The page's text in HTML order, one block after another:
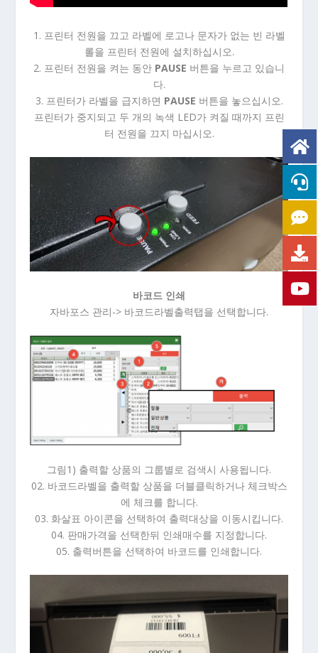
1. 프린터 전원을 끄고 라벨에 로고나 문자가 없는 빈 라벨
롤을 프린터 전원에 설치하십시오.
2. 프린터 전원을 켜는 동안 PAUSE 버튼을 누르고 있습니
다.
3. 프린터가 라벨을 급지하면 PAUSE 버튼을 놓으십시오.
프린터가 중지되고 두 개의 녹색 LED가 켜질 때까지 프린
터 전원을 끄지 마십시오.
바코드 인쇄
자바포스 관리-> 바코드라벨출력탭을 선택합니다.
그림1) 출력할 상품의 그룹별로 검색시 사용됩니다.
02. 바코드라벨을 출력할 상품을 더블클릭하거나 체크박스
에 체크를 합니다.
03. 화살표 아이콘을 선택하여 출력대상을 이동시킵니다.
04. 판매가격을 선택한뒤 인쇄매수를 지정합니다.
05. 출력버튼을 선택하여 바코드를 인쇄합니다.